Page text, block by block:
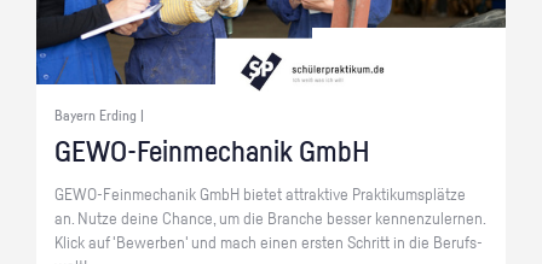
Bayern Erding |
GE­WO-Fein­me­cha­nik GmbH
GE­WO-Fein­me­cha­nik GmbH bie­tet at­trak­ti­ve Prak­ti­kums­plät­ze
an. Nutze deine Chan­ce, um die Bran­che bes­ser ken­nen­zu­ler­nen.
Klick auf 'Be­wer­ben' und mach einen ers­ten Schritt in die Be­rufs­